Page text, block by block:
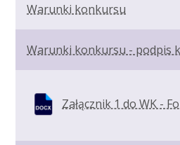
Warunki konkursu
Warunki konkursu - podpis
Załącznik 1 do WK -